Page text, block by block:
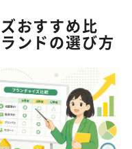
おすすめ比
ンドの選び方